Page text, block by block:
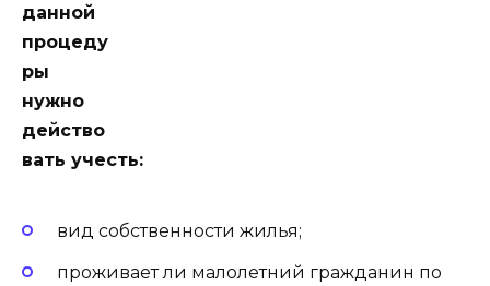
данной
процеду
ры
нужно
действо
вать учесть:
вид собственности жилья;
проживает ли малолетний гражданин по